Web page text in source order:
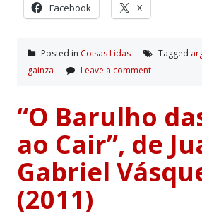
Facebook X
Posted in Coisas Lidas Tagged
gainza
Leave a comment
“O Barulho
ao Cair”, de
Gabriel
(2011)